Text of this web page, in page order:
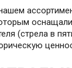
(стрела в